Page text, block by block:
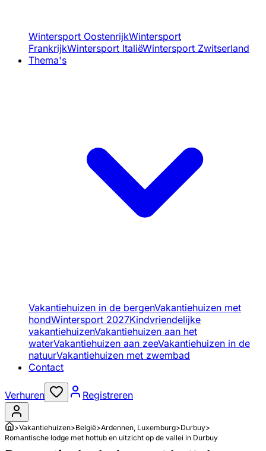
Wintersport OostenrijkWintersport
FrankrijkWintersport ItaliëWintersport Zwitserland
Thema's
Vakantiehuizen in de bergenVakantiehuizen met
hondWintersport 2027Kindvriendelijke
vakantiehuizenVakantiehuizen aan het
waterVakantiehuizen aan zeeVakantiehuizen in de
natuurVakantiehuizen met zwembad
Contact
Verhuren Registreren
>Vakantiehuizen>België>Ardennen, Luxemburg>Durbuy>
Romantische lodge met hottub en uitzicht op de vallei in Durbuy